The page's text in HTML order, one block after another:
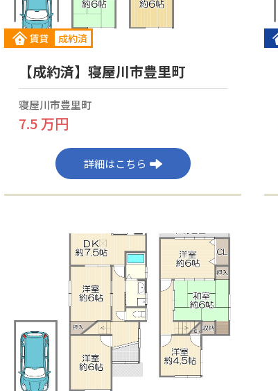
賃貸 成約済
【成約済】寝屋川市豊里町
寝屋川市豊里町
7.5 万円
詳細はこちら